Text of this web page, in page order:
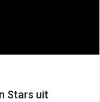
Stars uit